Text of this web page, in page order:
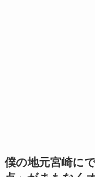
僕の地元宮崎に